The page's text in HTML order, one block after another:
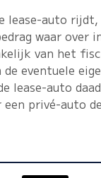
lease-auto rijdt,
waar over
van het
eventuele
lease-auto
privé-auto de